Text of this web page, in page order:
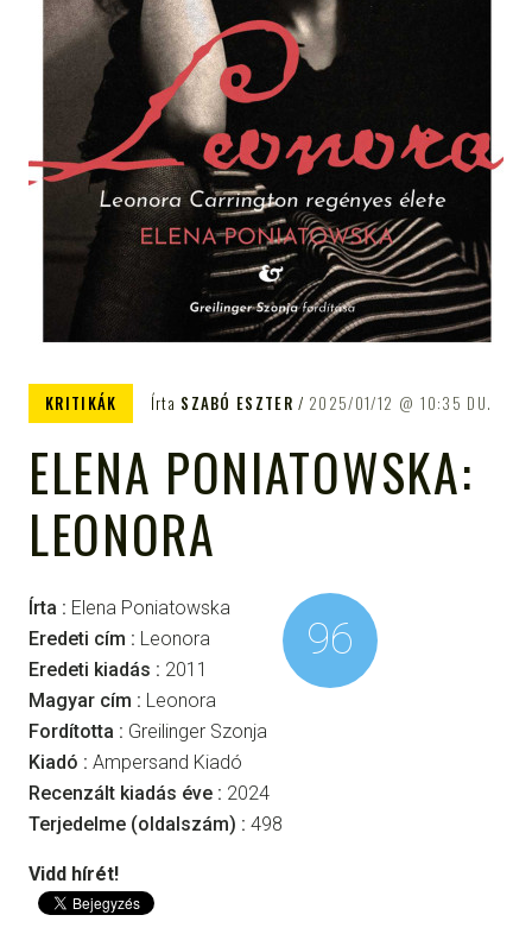
KRITIKÁK Írta SZABÓ ESZTER 2025/01/12 10:35 DU.
ELENA PONIATOWSKA:
LEONORA
Írta : Elena Poniatowska
Eredeti cím : Leonora
Eredeti kiadás : 2011
Magyar cím : Leonora
Fordította : Greilinger Szonja
Kiadó : Ampersand Kiadó
Recenzált kiadás éve : 2024
Terjedelme (oldalszám) : 498
96
Vidd hírét!